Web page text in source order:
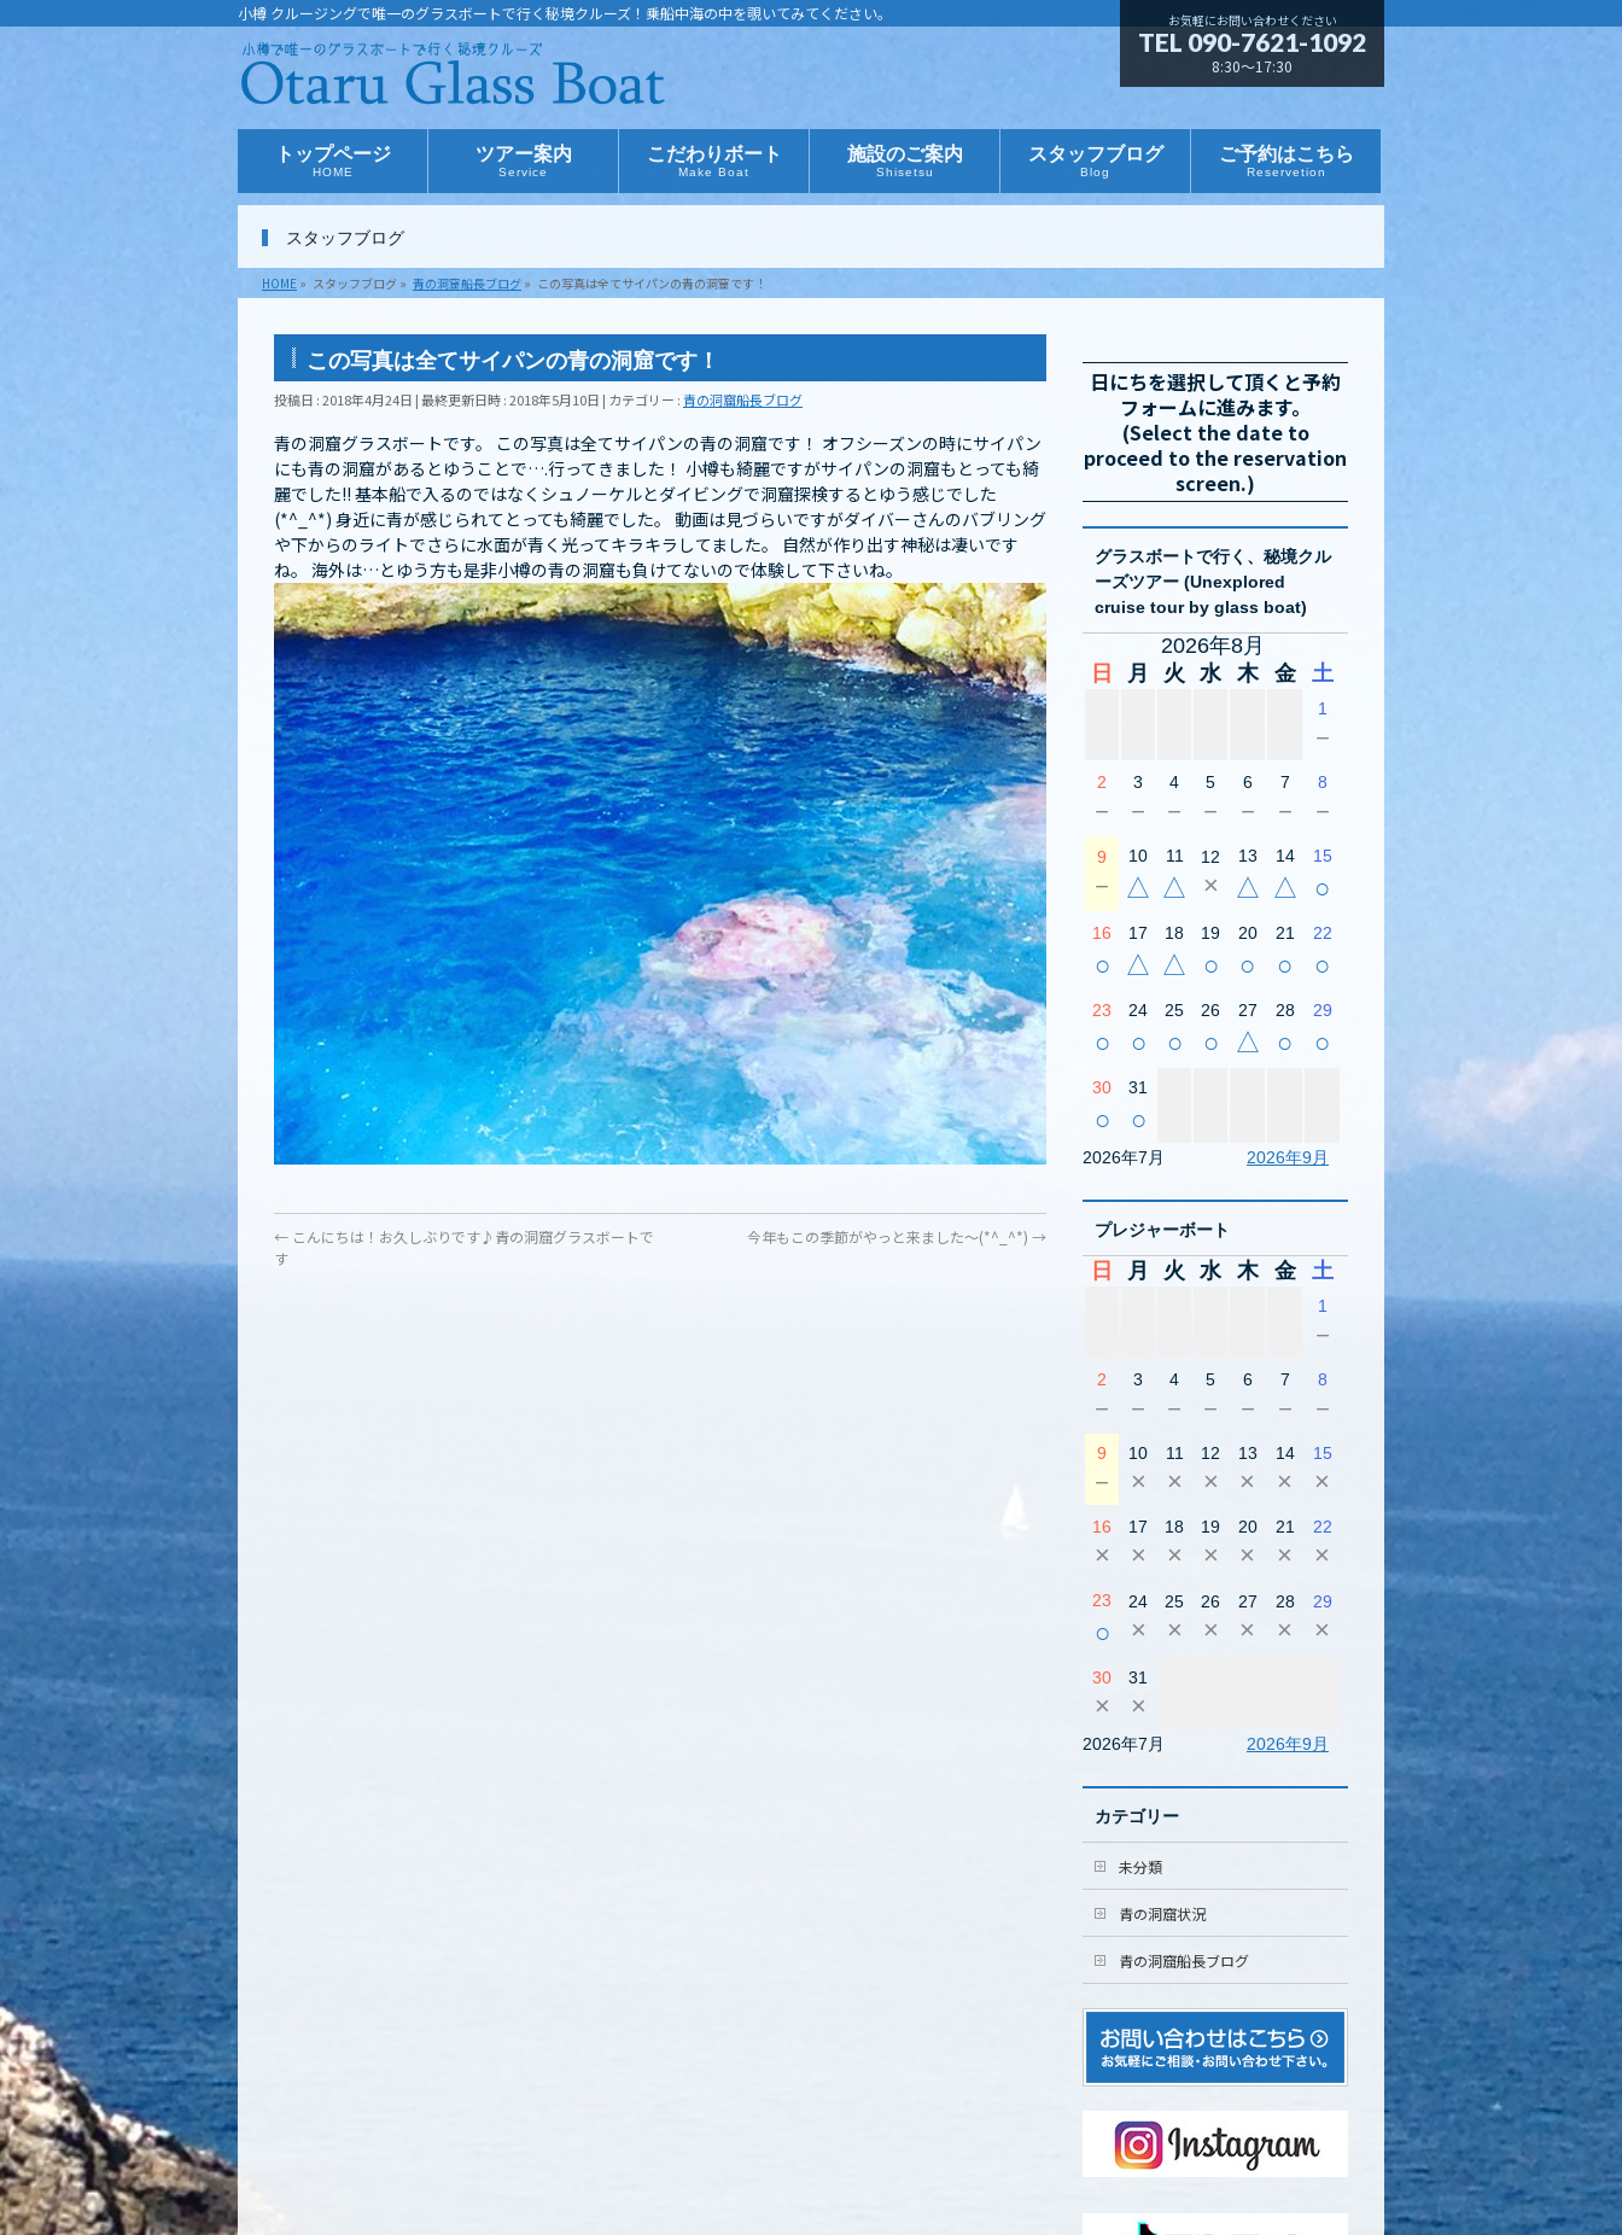
小樽 クルージングで唯一のグラスボートで行く秘境クルーズ！乗船中海の中を覗いてみてください。 お気軽にお問い合わせください
TEL 090-7621-1092
8:30～17:30
トップページ
HOME
ツアー案内
Service
こだわりボート
Make Boat
施設のご案内
Shisetsu
スタッフブログ
Blog
ご予約はこちら
Reservetion
スタッフブログ
HOME » スタッフブログ » 青の洞窟船長ブログ » この写真は全てサイパンの青の洞窟です！
この写真は全てサイパンの青の洞窟です！
投稿日 : 2018年4月24日 最終更新日時 : 2018年5月10日 カテゴリー :青の洞窟船長ブログ
青の洞窟グラスボートです。 この写真は全てサイパンの青の洞窟です！ オフシーズンの時にサイパン
にも青の洞窟があるとゆうことで….行ってきました️！ 小樽も綺麗ですがサイパンの洞窟もとっても綺
麗でした!! 基本船で入るのではなくシュノーケルとダイビングで洞窟探検するとゆう感じでした
(*^_^*) 身近に青が感じられてとっても綺麗でした。 動画は見づらいですがダイバーさんのバブリング
や下からのライトでさらに水面が青く光ってキラキラしてました。 自然が作り出す神秘は凄いです
ね️。 海外は…とゆう方も是非小樽の青の洞窟も負けてないので体験して下さいね️️。
← こんにちは！お久しぶりです♪青の洞窟グラスボートで
す
今年もこの季節がやっと来ました〜(*^_^*) →
日にちを選択して頂くと予約
フォームに進みます。
(Select the date to
proceed to the reservation
screen.)
グラスボートで行く、秘境クル
ーズツアー (Unexplored
cruise tour by glass boat)
2026年8月
日
月 火 水 木 金 土
1
－
2
－
3
－
4
－
5
－
6
－
7
－
8
－
9
－
10
△
11
△
12
×
13
△
14
△
15
○
16
○
17
△
18
△
19
○
20
○
21
○
22
○
23
○
24
○
25
○
26
○
27
△
28
○
29
○
30
○
31
○
2026年7月 2026年9月
プレジャーボート
日 月 火 水 木 金 土
1
－
2
－
3
－
4
－
5
－
6
－
7
－
8
－
9
－
10
×
11
×
12
×
13
×
14
×
15
×
16
×
17
×
18
×
19
×
20
×
21
×
22
×
23
○
24
×
25
×
26
×
27
×
28
×
29
×
30
×
31
×
2026年7月 2026年9月
カテゴリー
未分類
青の洞窟状況
青の洞窟船長ブログ